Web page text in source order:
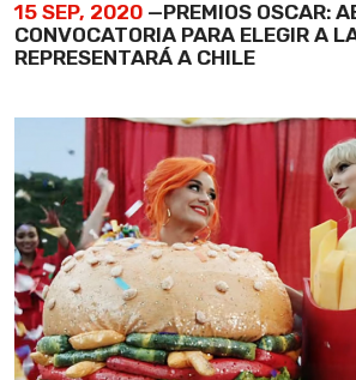
15 SEP, 2020 —PREMIOS OSCAR:
CONVOCATORIA PARA ELEGIR A
REPRESENTARÁ A CHILE